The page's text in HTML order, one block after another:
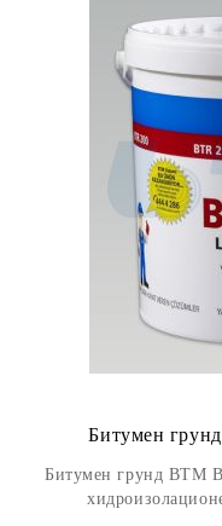
Битумен
Битумен грунд BTM